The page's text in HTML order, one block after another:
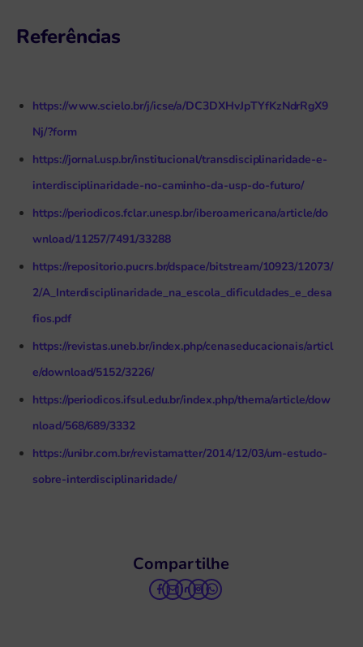
Referências
https://www.scielo.br/j/icse/a/DC3DXHvJpTYfKzNdrRgX9
Nj/?form
https://jornal.usp.br/institucional/transdisciplinaridade-e-
interdisciplinaridade-no-caminho-da-usp-do-futuro/
https://periodicos.fclar.unesp.br/iberoamericana/article/do
wnload/11257/7491/33288
https://repositorio.pucrs.br/dspace/bitstream/10923/12073/
2/A_Interdisciplinaridade_na_escola_dificuldades_e_desa
fios.pdf
https://revistas.uneb.br/index.php/cenaseducacionais/articl
e/download/5152/3226/
https://periodicos.ifsul.edu.br/index.php/thema/article/dow
nload/568/689/3332
https://unibr.com.br/revistamatter/2014/12/03/um-estudo-
sobre-interdisciplinaridade/
Compartilhe